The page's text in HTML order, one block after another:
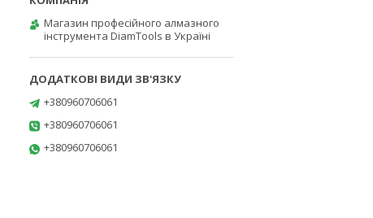
Магазин професійного алмазного
інструмента DiamTools в Україні
+380960706061
+380960706061
+380960706061